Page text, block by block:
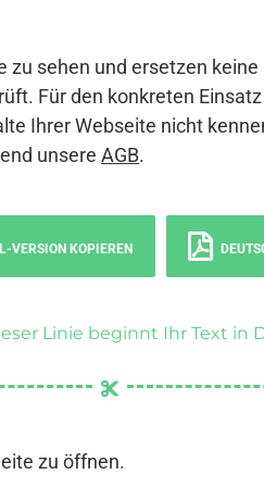
sehen und ersetzen
Für den konkreten
Ihrer Webseite nicht
unsere AGB.
VERSION KOPIEREN
Linie beginnt Ihr Text in
zu öffnen.